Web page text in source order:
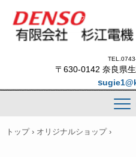
ウソク販売
〒630-0142 奈良県
s
トップ › オリジナルショップ ›